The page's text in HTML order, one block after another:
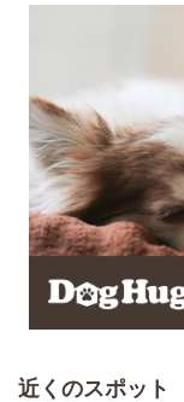
近くのスポット